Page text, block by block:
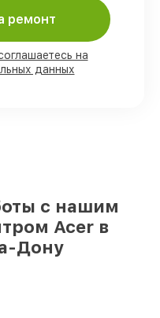
в присутствии
на складе в
доступны
ремонт
на
данных
с нашим
Acer в
Дону